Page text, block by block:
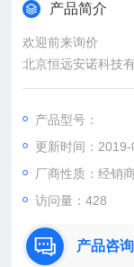
产品简介
欢迎前来询价
北京恒远安诺科技
：
：曹
：
直销德国欧洲机电
国及欧洲生产的各
公司
产品型号：
更新时间：
厂商性质：经销商
访问量：428
产品咨询